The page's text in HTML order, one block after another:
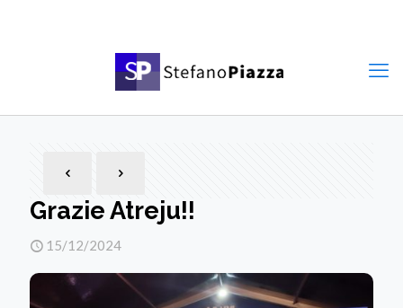
Grazie Atreju!!
15/12/2024